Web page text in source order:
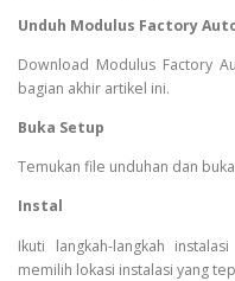
Unduh Modulus Factory
Download Modulus Factory
bagian akhir artikel ini.
Buka Setup
Temukan file unduhan dan
Instal
Ikuti langkah-langkah
memilih lokasi instalasi yang